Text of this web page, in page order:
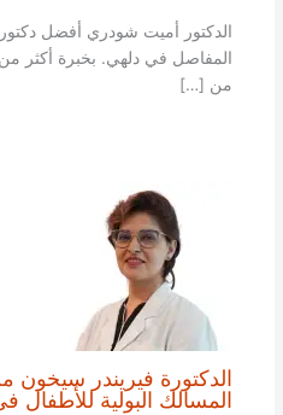
الدكتور أميت شودري أفضل
من […]
الدكتورة فيريندر
المسالك البولية للأطفال